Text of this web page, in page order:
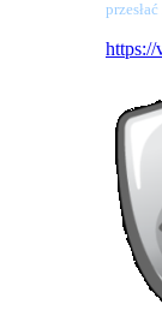
przesłać